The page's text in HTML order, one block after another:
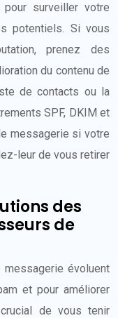
surveiller votre
potentiels. Si vous
prenez des
du contenu de
de contacts ou la
SPF, DKIM et
messagerie si votre
leur de vous retirer
des
de
évoluent
et pour améliorer
de vous tenir